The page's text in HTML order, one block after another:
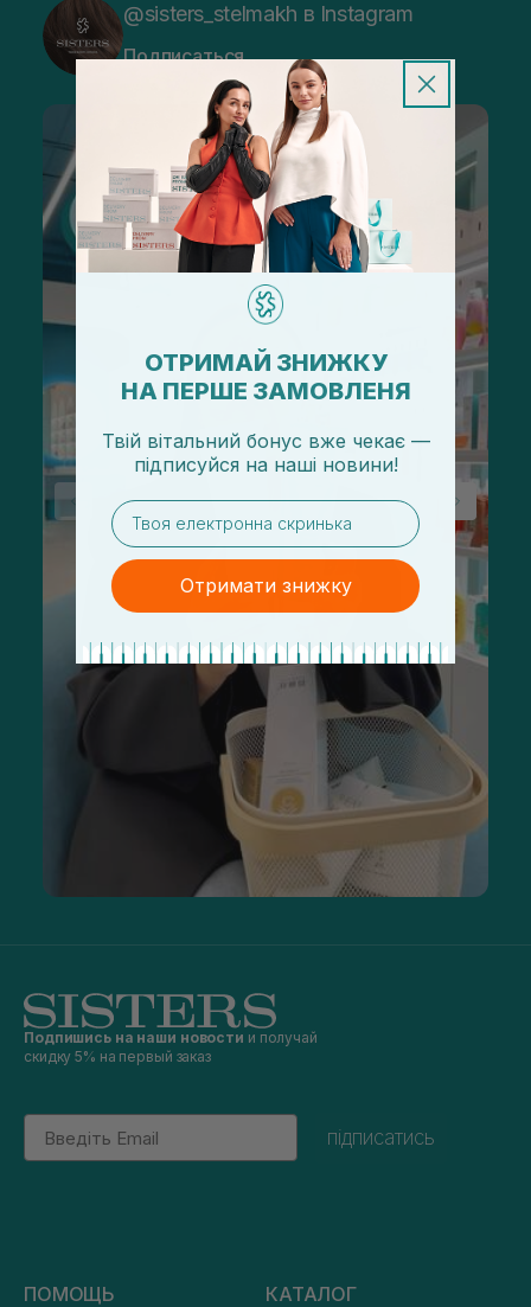
@sisters_stelmakh в Instagram
Подписаться
Подпишись на наши новости и получай
скидку 5% на первый заказ
Email
підписатись
ПОМОЩЬ КАТАЛОГ
ОТРИМАЙ ЗНИЖКУ
НА ПЕРШЕ ЗАМОВЛЕНЯ
Твій вітальний бонус вже чекає —
підписуйся на наші новини!
email
Отримати знижку